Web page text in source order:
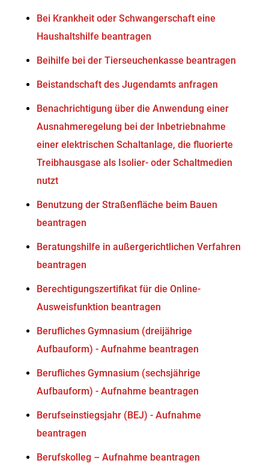
Bei Krankheit oder Schwangerschaft eine
Haushaltshilfe beantragen
Beihilfe bei der Tierseuchenkasse beantragen
Beistandschaft des Jugendamts anfragen
Benachrichtigung über die Anwendung einer
Ausnahmeregelung bei der Inbetriebnahme
einer elektrischen Schaltanlage, die fluorierte
Treibhausgase als Isolier- oder Schaltmedien
nutzt
Benutzung der Straßenfläche beim Bauen
beantragen
Beratungshilfe in außergerichtlichen Verfahren
beantragen
Berechtigungszertifikat für die Online-
Ausweisfunktion beantragen
Berufliches Gymnasium (dreijährige
Aufbauform) - Aufnahme beantragen
Berufliches Gymnasium (sechsjährige
Aufbauform) - Aufnahme beantragen
Berufseinstiegsjahr (BEJ) - Aufnahme
beantragen
Berufskolleg – Aufnahme beantragen